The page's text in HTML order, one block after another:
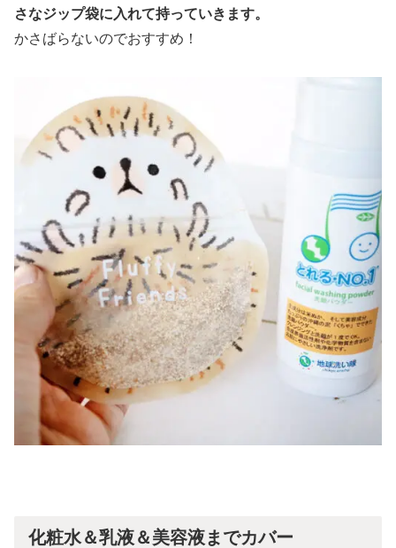
さなジップ袋に入れて持っていきます。
かさばらないのでおすすめ！
化粧水＆乳液＆美容液までカバー